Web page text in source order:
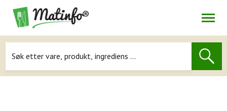
Navigasjon